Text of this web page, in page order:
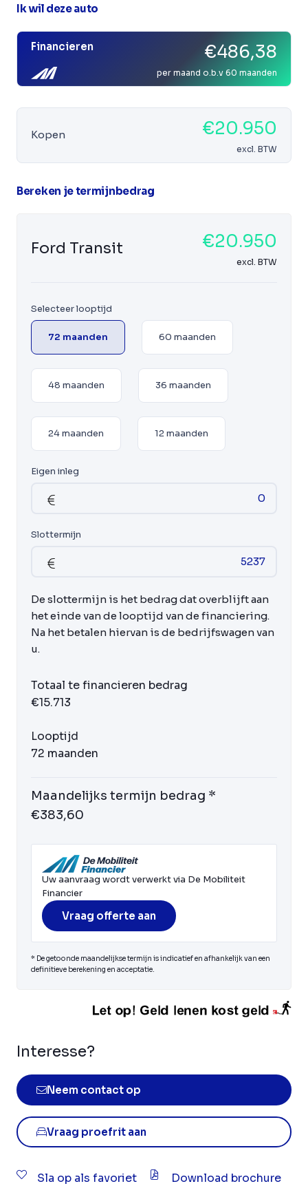
Ik wil deze auto
Financieren €486,38
per maand o.b.v 60 maanden
Kopen €20.950
excl. BTW
Bereken je termijnbedrag
Ford Transit €20.950
excl. BTW
Selecteer looptijd
72 maanden 60 maanden
48 maanden 36 maanden
24 maanden 12 maanden
Eigen inleg
Slottermijn
De slottermijn is het bedrag dat overblijft aan
het einde van de looptijd van de financiering.
Na het betalen hiervan is de bedrijfswagen van
u.
Totaal te financieren bedrag
€15.713
Looptijd
72 maanden
Maandelijks termijn bedrag *
€383,60
Uw aanvraag wordt verwerkt via De Mobiliteit
Financier
Vraag offerte aan
* De getoonde maandelijkse termijn is indicatief en afhankelijk van een
definitieve berekening en acceptatie.
Interesse?
Neem contact op
Vraag proefrit aan
Sla op als favoriet Download brochure